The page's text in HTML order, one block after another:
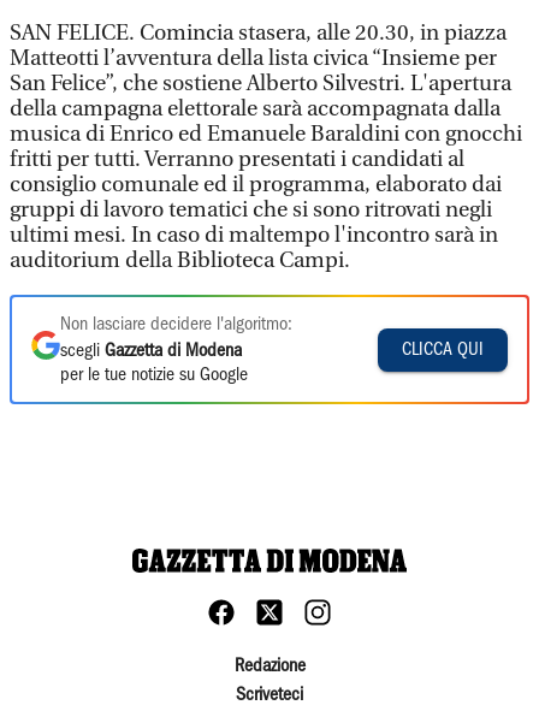
SAN FELICE. Comincia stasera, alle 20.30, in piazza
Matteotti l’avventura della lista civica “Insieme per
San Felice”, che sostiene Alberto Silvestri. L'apertura
della campagna elettorale sarà accompagnata dalla
musica di Enrico ed Emanuele Baraldini con gnocchi
fritti per tutti. Verranno presentati i candidati al
consiglio comunale ed il programma, elaborato dai
gruppi di lavoro tematici che si sono ritrovati negli
ultimi mesi. In caso di maltempo l'incontro sarà in
auditorium della Biblioteca Campi.
Non lasciare decidere l'algoritmo:
scegli Gazzetta di Modena
per le tue notizie su Google
CLICCA QUI
Redazione
Scriveteci